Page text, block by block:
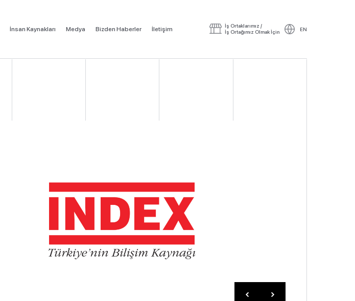
İnsan Kaynakları Medya Bizden Haberler İletişim
İş Ortaklarımız /
İş Ortağımız Olmak İçin
EN